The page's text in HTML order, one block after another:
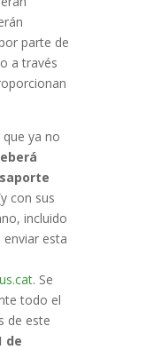
parte de
a través
ya no
con sus
incluido
esta
. Se
todo el
de este
de